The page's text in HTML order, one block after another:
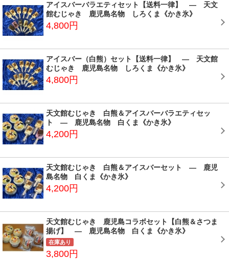
アイスバーバラエティセット【送料一律】 ― 天文
館むじゃき 鹿児島名物 しろくま《かき氷》
4,800円
アイスバー（白熊）セット【送料一律】 ― 天文館
むじゃき 鹿児島名物 しろくま《かき氷》
4,800円
天文館むじゃき 白熊＆アイスバーバラエティセッ
ト ― 鹿児島名物 白くま《かき氷》
4,200円
天文館むじゃき 白熊＆アイスバーセット ― 鹿児
島名物 白くま《かき氷》
4,200円
天文館むじゃき 鹿児島コラボセット【白熊＆さつま
揚げ】 ― 鹿児島名物 白くま《かき氷》
在庫あり
3,800円